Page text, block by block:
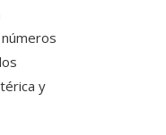
y